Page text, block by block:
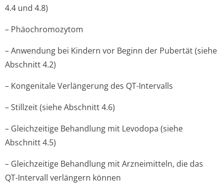
4.4 und 4.8)
– Phäochromozytom
– Anwendung bei Kindern vor Beginn der Pubertät (siehe
Abschnitt 4.2)
– Kongenitale Verlängerung des QT-Intervalls
– Stillzeit (siehe Abschnitt 4.6)
– Gleichzeitige Behandlung mit Levodopa (siehe
Abschnitt 4.5)
– Gleichzeitige Behandlung mit Arzneimitteln, die das
QT-Intervall verlängern können